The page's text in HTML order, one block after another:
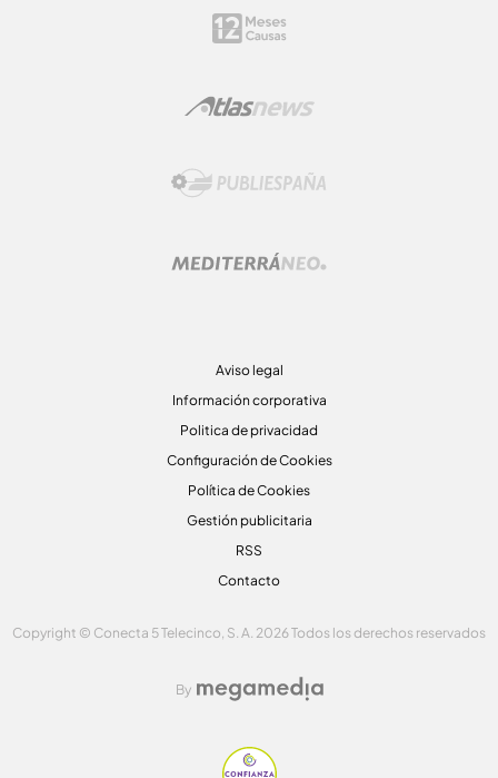
Aviso legal
Información corporativa
Politica de privacidad
Configuración de Cookies
Política de Cookies
Gestión publicitaria
RSS
Contacto
Copyright © Conecta 5 Telecinco, S. A. 2026 Todos los derechos reservados
By